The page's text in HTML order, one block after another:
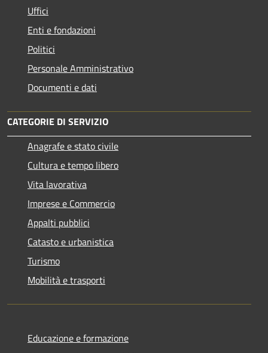
Uffici
Enti e fondazioni
Politici
Personale Amministrativo
Documenti e dati
CATEGORIE DI SERVIZIO
Anagrafe e stato civile
Cultura e tempo libero
Vita lavorativa
Imprese e Commercio
Appalti pubblici
Catasto e urbanistica
Turismo
Mobilità e trasporti
Educazione e formazione